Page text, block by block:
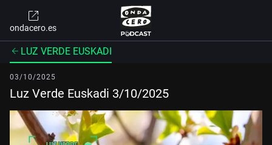
ondacero.es
LUZ VERDE EUSKADI
03/10/2025
Luz Verde Euskadi 3/10/2025